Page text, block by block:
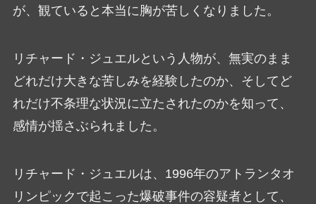
が、観ていると本当に胸が苦しくなりました。
リチャード・ジュエルという人物が、無実のまま
どれだけ大きな苦しみを経験したのか、そしてど
れだけ不条理な状況に立たされたのかを知って、
感情が揺さぶられました。
リチャード・ジュエルは、1996年のアトランタオ
リンピックで起こった爆破事件の容疑者として、